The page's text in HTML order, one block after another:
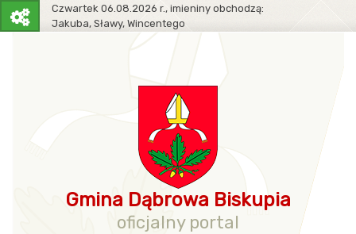
Czwartek 06.08.2026 r., imieniny obchodzą:
Jakuba, Sławy, Wincentego
Gmina Dąbrowa Biskupia
oficjalny portal